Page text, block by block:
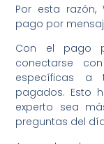
Por esta razón,
pago por
Con el pago
conectarse
específicas a
pagados. Esto
experto sea
preguntas del